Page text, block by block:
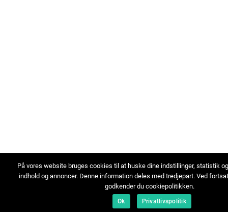
På vores website bruges cookies til at huske dine indstillinger, statistik
indhold og annoncer. Denne information deles med tredjepart. Ved
godkender du cookiepolitikken.
Ok Privatlivspolitik